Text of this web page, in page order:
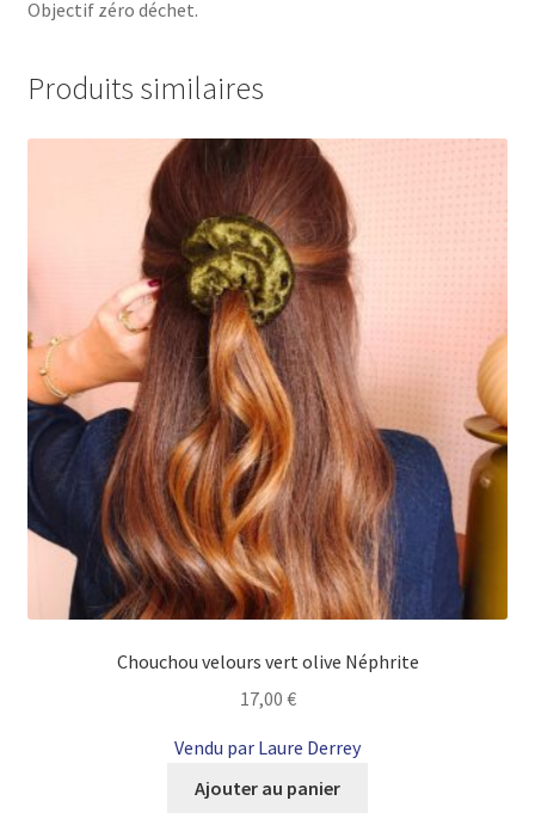
Objectif zéro déchet.
Produits similaires
Chouchou velours vert olive Néphrite
17,00 €
Vendu par Laure Derrey
Ajouter au panier